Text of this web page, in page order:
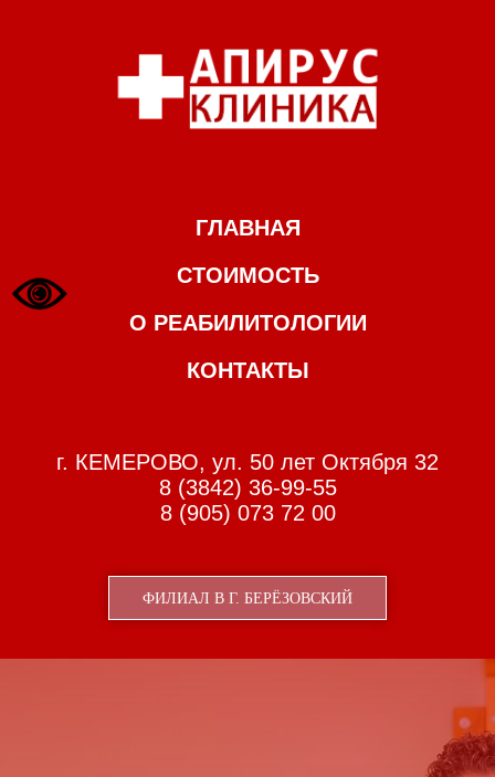
ГЛАВНАЯ
СТОИМОСТЬ
О РЕАБИЛИТОЛОГИИ
КОНТАКТЫ
г. КЕМЕРОВО, ул. 50 лет Октября 32
8 (3842) 36-99-55
8 (905) 073 72 00
ФИЛИАЛ В Г. БЕРЁЗОВСКИЙ